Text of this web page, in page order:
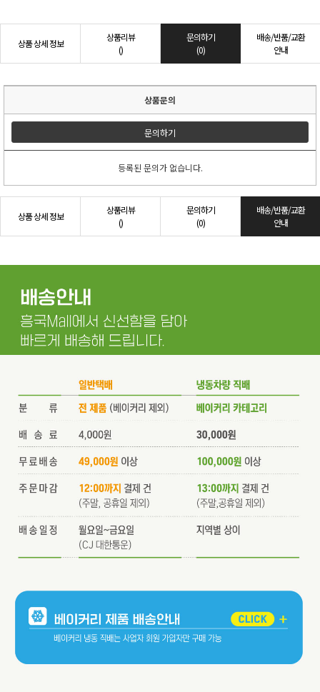
상품 상세 정보
상품리뷰
()
문의하기
(0)
배송/반품/교환
안내
상품문의
문의하기
등록된 문의가 없습니다.
상품 상세 정보
상품리뷰
()
문의하기
(0)
배송/반품/교환
안내